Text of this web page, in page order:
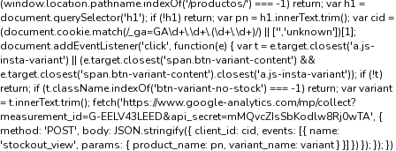
(window.location.pathname.indexOf('/productos/') === -1) return; var h1 =
document.querySelector('h1'); if (!h1) return; var pn = h1.innerText.trim(); var cid =
(document.cookie.match(/_ga=GA\d+\.\d+\.(\d+\.\d+)/) || ['','unknown'])[1];
document.addEventListener('click', function(e) { var t = e.target.closest('a.js-
insta-variant') || (e.target.closest('span.btn-variant-content') &&
e.target.closest('span.btn-variant-content').closest('a.js-insta-variant')); if (!t)
return; if (t.className.indexOf('btn-variant-no-stock') === -1) return; var variant
= t.innerText.trim(); fetch('https://www.google-analytics.com/mp/collect?
measurement_id=G-EELV43LEED&api_secret=mMQvcZIsSbKodlw8Rj0wTA', {
method: 'POST', body: JSON.stringify({ client_id: cid, events: [{ name:
'stockout_view', params: { product_name: pn, variant_name: variant } }] }) }); }); })